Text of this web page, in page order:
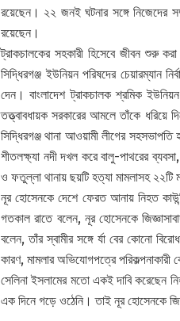
রয়েছেন। ২২ জনই ঘটনার সঙ্গে নিজেদের
রয়েছেন।
ট্রাকচালকের সহকারী হিসেবে জীবন শুরু
সিদ্ধিরগঞ্জ ইউনিয়ন পরিষদের চেয়ারম্যান
দেন। বাংলাদেশ ট্রাকচালক শ্রমিক
তত্ত্বাবধায়ক সরকারের আমলে তাঁকে ধরিয়ে
সিদ্ধিরগঞ্জ থানা আওয়ামী লীগের সহসভাপতি
শীতলক্ষ্যা নদী দখল করে বালু-পাথরের
ও ফতুল্লা থানায় ছয়টি হত্যা মামলাসহ ২২টি
নূর হোসেনকে দেশে ফেরত আনায় নিহত
গতকাল রাতে বলেন, নূর হোসেনকে
বলেন, তাঁর স্বামীর সঙ্গে র্যা বের কোনো
কারণ, মামলার অভিযোগপত্রে পরিকল্পনাকারী
সেলিনা ইসলামের মতো একই দাবি করেছেন
এক দিনে গড়ে ওঠেনি। তাই নূর হোসেনকে